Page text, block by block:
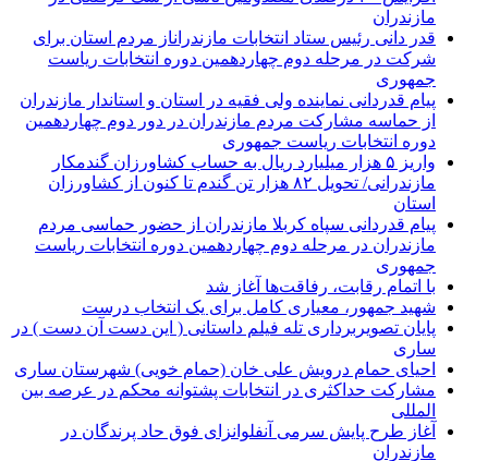
مازندران
قدر دانی رئیس ستاد انتخابات مازندراناز مردم استان برای
شرکت در مرحله دوم چهاردهمین دوره انتخابات ریاست
جمهوری
پیام قدردانی نماینده ولی فقیه در استان و استاندار مازندران
از حماسه مشارکت مردم مازندران در دور دوم چهاردهمین
دوره انتخابات ریاست جمهوری
واریز ۵ هزار میلیارد ریال به حساب کشاورزان گندمکار
مازندرانی/ تحویل ۸۲ هزار تن گندم تا کنون از کشاورزان
استان
پیام قدردانی سپاه کربلا مازندران از حضور حماسی مردم
مازندران در مرحله دوم چهاردهمین دوره انتخابات ریاست
جمهوری
با اتمام رقابت، رفاقت‌ها آغاز شد
شهید جمهور، معیاری کامل برای یک انتخاب درست
پایان تصویربرداری تله فیلم داستانی ( این دست آن دست ) در
ساری
احیای حمام درویش علی خان (حمام خویی) شهرستان ساری
مشارکت حداکثری در انتخابات پشتوانه محکم در عرصه بین
المللی
آغاز طرح پایش سرمی آنفلوانزای فوق حاد پرندگان در
مازندران